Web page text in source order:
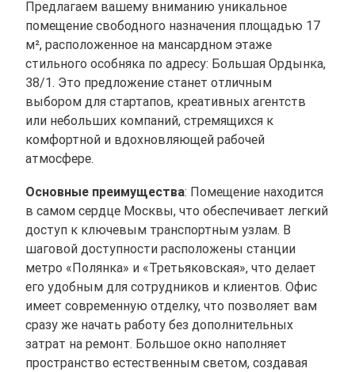
Предлагаем вашему вниманию уникальное
помещение свободного назначения площадью 17
м², расположенное на мансардном этаже
стильного особняка по адресу: Большая Ордынка,
38/1. Это предложение станет отличным
выбором для стартапов, креативных агентств
или небольших компаний, стремящихся к
комфортной и вдохновляющей рабочей
атмосфере.
Основные преимущества: Помещение находится
в самом сердце Москвы, что обеспечивает легкий
доступ к ключевым транспортным узлам. В
шаговой доступности расположены станции
метро «Полянка» и «Третьяковская», что делает
его удобным для сотрудников и клиентов. Офис
имеет современную отделку, что позволяет вам
сразу же начать работу без дополнительных
затрат на ремонт. Большое окно наполняет
пространство естественным светом, создавая